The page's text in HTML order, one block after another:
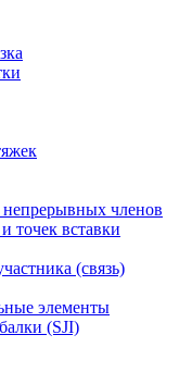
членов
точек вставки
(связь)
элементы
(SJI)